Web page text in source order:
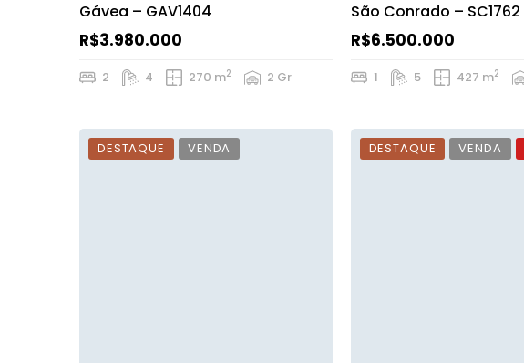
Gávea – GAV1404
R$3.980.000
2 4 270 m2 2 Gr
São Conrado – SC1762
R$6.500.000
1 5 427 m2
DESTAQUE VENDA DESTAQUE VENDA